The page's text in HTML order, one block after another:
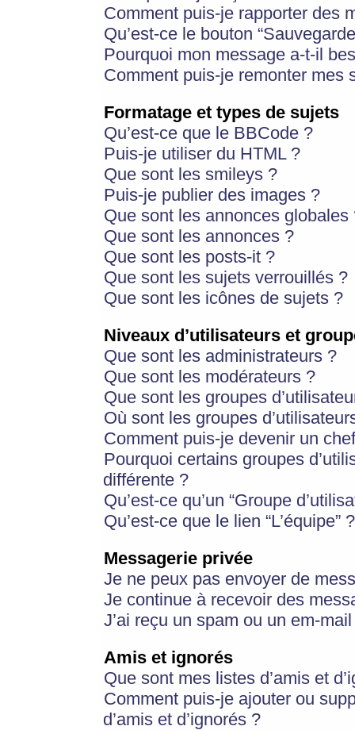
Comment puis-je rapporter des
Qu’est-ce le bouton
Pourquoi mon message a-t-il
Comment puis-je remonter mes
Formatage et types de sujets
Qu’est-ce que le BBCode ?
Puis-je utiliser du HTML ?
Que sont les smileys ?
Puis-je publier des images ?
Que sont les annonces globales
Que sont les annonces ?
Que sont les posts-it ?
Que sont les sujets verrouillés ?
Que sont les icônes de sujets ?
Niveaux d’utilisateurs et
Que sont les administrateurs ?
Que sont les modérateurs ?
Que sont les groupes
Où sont les groupes
Comment puis-je devenir un
Pourquoi certains groupes
différente ?
Qu’est-ce qu’un “Groupe
Qu’est-ce que le lien “L’équipe” ?
Messagerie privée
Je ne peux pas envoyer de
Je continue à recevoir des
J’ai reçu un spam ou un em-
Amis et ignorés
Que sont mes listes d’amis et
Comment puis-je ajouter ou
d’amis et d’ignorés ?